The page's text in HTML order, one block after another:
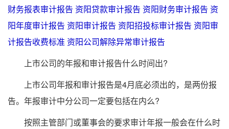
财务报表审计报告 资阳贷款审计报告 资阳财务审计报告 资
阳年度审计报告 资阳审计报告 资阳招投标审计报告 资阳审
计报告收费标准 资阳公司解除异常审计报告
上市公司的年报和审计报告什么时间出?
上市公司年报和审计报告是4月底必须出的，是两份报
告。年报审计中分公司一定要包括在内么?
按照主管部门或董事会的要求审计年报一般会在什么时